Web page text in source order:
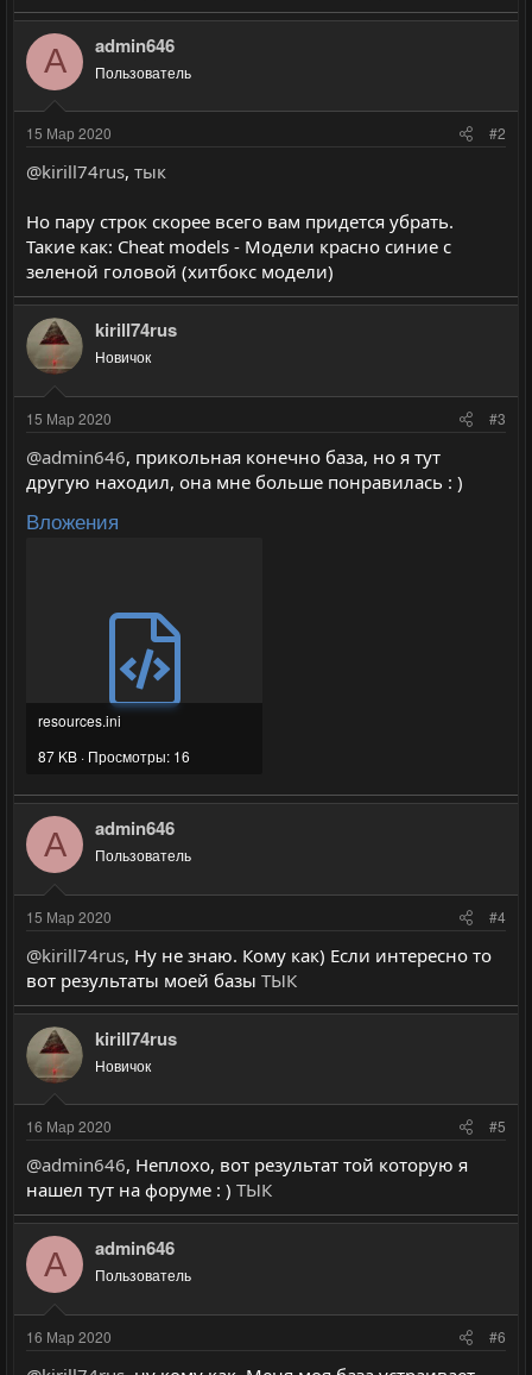
A admin646
Пользователь
15 Мар 2020 #2
@kirill74rus, тык
Но пару строк скорее всего вам придется убрать.
Такие как: Cheat models - Модели красно синие с
зеленой головой (хитбокс модели)
kirill74rus
Новичок
15 Мар 2020 #3
@admin646, прикольная конечно база, но я тут
другую находил, она мне больше понравилась : )
Вложения
resources.ini
87 KB · Просмотры: 16
A admin646
Пользователь
15 Мар 2020 #4
@kirill74rus, Ну не знаю. Кому как) Если интересно то
вот результаты моей базы ТЫК
kirill74rus
Новичок
16 Мар 2020 #5
@admin646, Неплохо, вот результат той которую я
нашел тут на форуме : ) ТЫК
A admin646
Пользователь
16 Мар 2020 #6